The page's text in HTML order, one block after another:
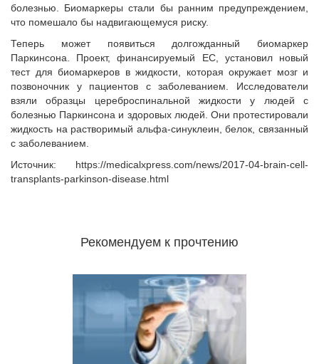
болезнью. Биомаркеры стали бы ранним предупреждением,
что помешало бы надвигающемуся риску.
Теперь может появиться долгожданный биомаркер
Паркинсона. Проект, финансируемый ЕС, установил новый
тест для биомаркеров в жидкости, которая окружает мозг и
позвоночник у пациентов с заболеванием. Исследователи
взяли образцы цереброспинальной жидкости у людей с
болезнью Паркинсона и здоровых людей. Они протестировали
жидкость на растворимый альфа-синуклеин, белок, связанный
с заболеванием.
Источник: https://medicalxpress.com/news/2017-04-brain-cell-
transplants-parkinson-disease.html
Рекомендуем к прочтению